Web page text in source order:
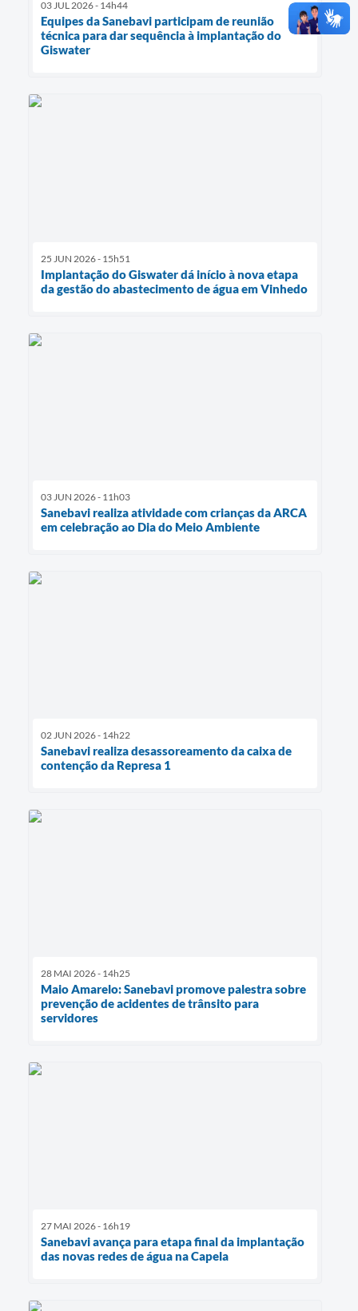
03 JUL 2026 - 14h44
Equipes da Sanebavi participam de reunião
técnica para dar sequência à implantação do
Giswater
25 JUN 2026 - 15h51
Implantação do Giswater dá início à nova etapa
da gestão do abastecimento de água em Vinhedo
03 JUN 2026 - 11h03
Sanebavi realiza atividade com crianças da ARCA
em celebração ao Dia do Meio Ambiente
02 JUN 2026 - 14h22
Sanebavi realiza desassoreamento da caixa de
contenção da Represa 1
28 MAI 2026 - 14h25
Maio Amarelo: Sanebavi promove palestra sobre
prevenção de acidentes de trânsito para
servidores
27 MAI 2026 - 16h19
Sanebavi avança para etapa final da implantação
das novas redes de água na Capela